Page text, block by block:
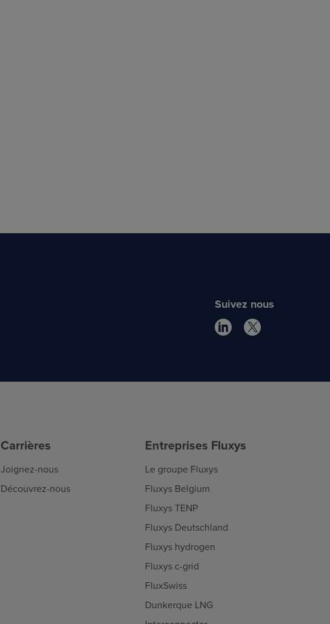
Suivez nous
Carrières
Joignez-nous
Découvrez-nous
Entreprises Fluxys
Le groupe Fluxys
Fluxys Belgium
Fluxys TENP
Fluxys Deutschland
Fluxys hydrogen
Fluxys c-grid
FluxSwiss
Dunkerque LNG